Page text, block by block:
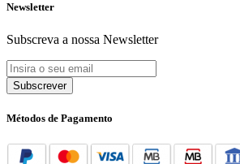
Newsletter
Subscreva a nossa Newsletter
Subscrever
Métodos de Pagamento